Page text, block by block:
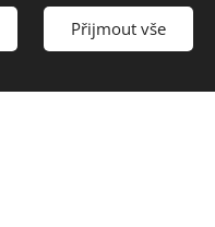
Přijmout vše